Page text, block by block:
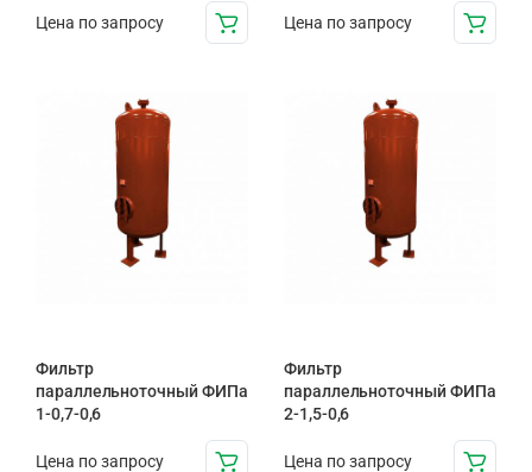
Цена по запросу Цена по запросу
Фильтр
параллельноточный ФИПа
1-0,7-0,6
Цена по запросу
Фильтр
параллельноточный ФИПа
2-1,5-0,6
Цена по запросу